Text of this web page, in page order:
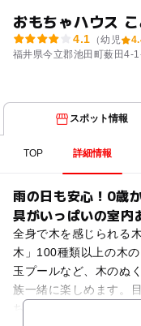
おもちゃハウス
4.1 （幼児
福井県今立郡池田町薮田4-
スポット情報
TOP 詳細情報
雨の日も安心！0歳
具がいっぱいの室内
全身で木を感じられる
木」100種類以上の木
玉プールなど、木のぬ
族一緒に楽しめます。